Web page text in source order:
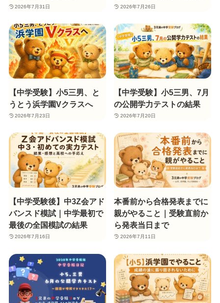
2026年7月31日 2026年7月26日
【中学受験】小5三男、と
うとう浜学園Vクラスへ
2026年7月23日
【中学受験】小5三男、7月
の公開学力テストの結果
2026年7月20日
【中学受験後】中3Z会アド
バンスド模試｜中学最初で
最後の全国模試の結果
2026年7月16日
本番前から合格発表までに
親がやること｜受験直前か
ら発表当日まで
2026年7月11日